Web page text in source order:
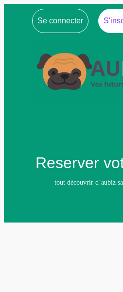
Se connecter
Reserver
tout découvrir d’aubiz